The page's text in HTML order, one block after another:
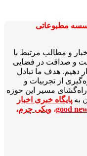
مطبوعاتی
و مطالب مرتبط با
و صداقت در فضایی
دهیم. هدف ما تبادل
از تجربیات و
مسیر این حوزه
به پایگاه خبری اخبار
good، ویکی چرم،